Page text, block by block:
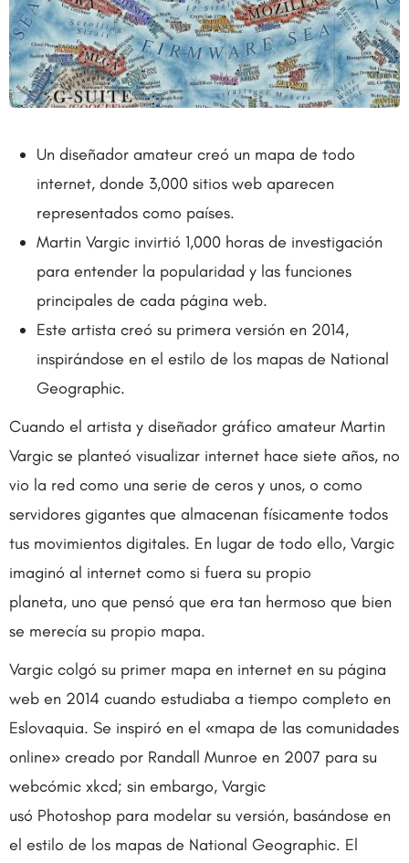
Un diseñador amateur creó un mapa de todo
internet, donde 3,000 sitios web aparecen
representados como países.
Martin Vargic invirtió 1,000 horas de investigación
para entender la popularidad y las funciones
principales de cada página web.
Este artista creó su primera versión en 2014,
inspirándose en el estilo de los mapas de National
Geographic.
Cuando el artista y diseñador gráfico amateur Martin
Vargic se planteó visualizar internet hace siete años, no
vio la red como una serie de ceros y unos, o como
servidores gigantes que almacenan físicamente todos
tus movimientos digitales. En lugar de todo ello, Vargic
imaginó al internet como si fuera su propio
planeta, uno que pensó que era tan hermoso que bien
se merecía su propio mapa.
Vargic colgó su primer mapa en internet en su página
web en 2014 cuando estudiaba a tiempo completo en
Eslovaquia. Se inspiró en el «mapa de las comunidades
online» creado por Randall Munroe en 2007 para su
webcómic xkcd; sin embargo, Vargic
usó Photoshop para modelar su versión, basándose en
el estilo de los mapas de National Geographic. El